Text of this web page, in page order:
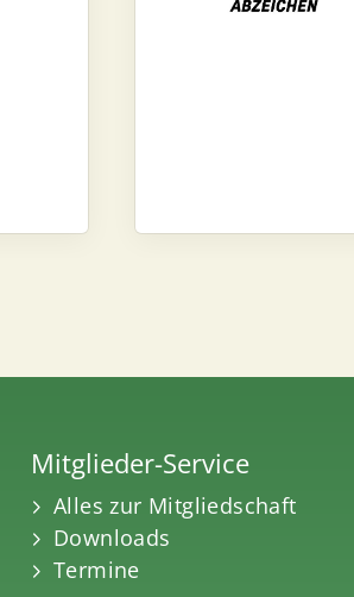
Mitglieder-Service
Alles zur Mitgliedschaft
Downloads
Termine